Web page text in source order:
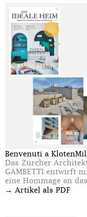
Benvenuti a
Das Zürcher
GAMBETTI entwirft
eine Hommage an
→ Artikel als PDF